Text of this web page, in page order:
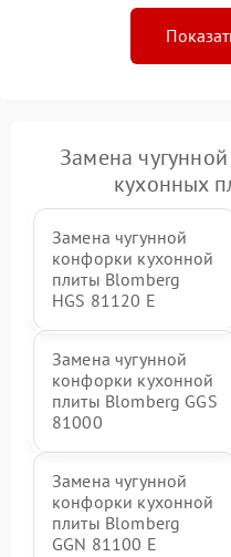
Замена
кухонных
Замена чугунной
конфорки кухонной
плиты Blomberg
HGS 81120 E
Замена чугунной
конфорки кухонной
плиты Blomberg GGS
81000
Замена чугунной
конфорки кухонной
плиты Blomberg
GGN 81100 E